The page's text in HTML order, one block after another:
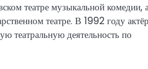
театре музыкальной комедии,
театре. В 1992 году актёр
театральную деятельность по